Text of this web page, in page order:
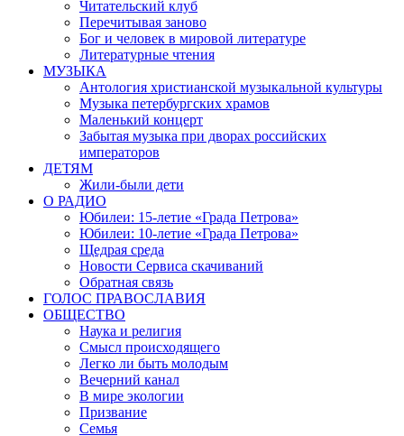
Читательский клуб
Перечитывая заново
Бог и человек в мировой литературе
Литературные чтения
МУЗЫКА
Антология христианской музыкальной культуры
Музыка петербургских храмов
Маленький концерт
Забытая музыка при дворах российских
императоров
ДЕТЯМ
Жили-были дети
О РАДИО
Юбилеи: 15-летие «Града Петрова»
Юбилеи: 10-летие «Града Петрова»
Щедрая среда
Новости Сервиса скачиваний
Обратная связь
ГОЛОС ПРАВОСЛАВИЯ
ОБЩЕСТВО
Наука и религия
Смысл происходящего
Легко ли быть молодым
Вечерний канал
В мире экологии
Призвание
Семья